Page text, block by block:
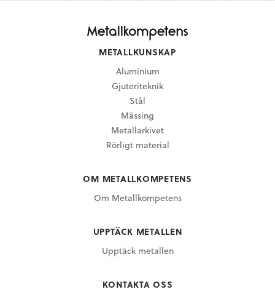
METALLKUNSKAP
Aluminium
Gjuteriteknik
Stål
Mässing
Metallarkivet
Rörligt material
OM METALLKOMPETENS
Om Metallkompetens
UPPTÄCK METALLEN
Upptäck metallen
KONTAKTA OSS